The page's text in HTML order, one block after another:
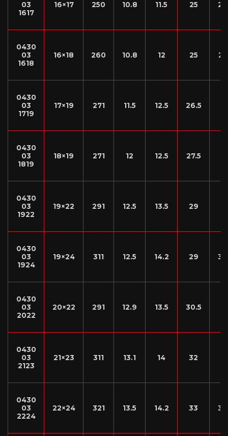
03
1617
16×17 250 10.8 11.5 25
0430
03
1618
16×18 260 10.8 12 25
0430
03
1719
17×19 271 11.5 12.5 26.5
0430
03
1819
18×19 271 12 12.5 27.5
0430
03
1922
19×22 291 12.5 13.5 29
0430
03
1924
19×24 311 12.5 14.2 29
0430
03
2022
20×22 291 12.9 13.5 30.5
0430
03
2123
21×23 311 13.1 14 32
0430
03
2224
22×24 321 13.5 14.2 33